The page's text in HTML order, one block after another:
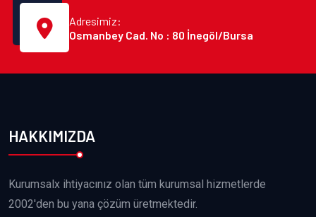
Adresimiz:
Osmanbey Cad. No : 80 İnegöl/Bursa
HAKKIMIZDA
Kurumsalx ihtiyacınız olan tüm kurumsal hizmetlerde
2002'den bu yana çözüm üretmektedir.